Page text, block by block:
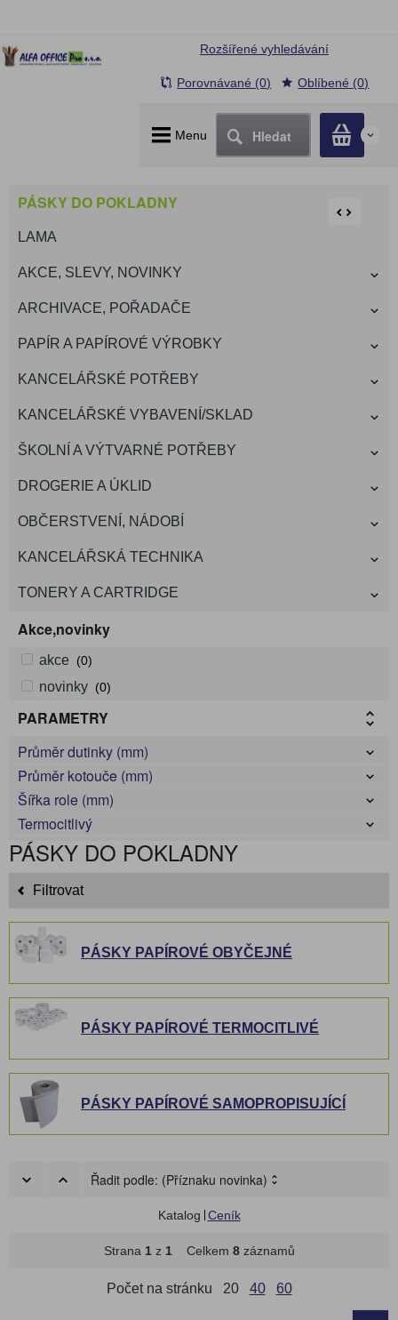
Menu Hledat 0
Rozšířené vyhledávání
Porovnávané (0) Oblíbené (0)
PÁSKY DO POKLADNY
LAMA
AKCE, SLEVY, NOVINKY
ARCHIVACE, POŘADAČE
PAPÍR A PAPÍROVÉ VÝROBKY
KANCELÁŘSKÉ POTŘEBY
KANCELÁŘSKÉ VYBAVENÍ/SKLAD
ŠKOLNÍ A VÝTVARNÉ POTŘEBY
DROGERIE A ÚKLID
OBČERSTVENÍ, NÁDOBÍ
KANCELÁŘSKÁ TECHNIKA
TONERY A CARTRIDGE
Akce,novinky
akce (0)
novinky (0)
PARAMETRY
Průměr dutinky (mm)
Průměr kotouče (mm)
Šířka role (mm)
Termocitlivý
PÁSKY DO POKLADNY
Filtrovat
PÁSKY PAPÍROVÉ OBYČEJNÉ
PÁSKY PAPÍROVÉ TERMOCITLIVÉ
PÁSKY PAPÍROVÉ SAMOPROPISUJÍCÍ
Řadit podle: (Příznaku novinka)
Katalog Ceník
Strana 1z 1Celkem 8záznamů
Počet na stránku 20 40 60